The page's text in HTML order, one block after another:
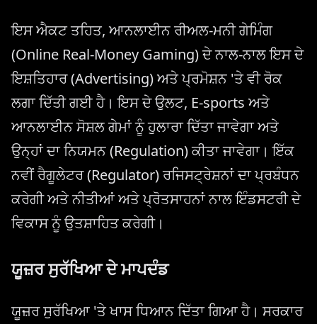
ਇਸ ਐਕਟ ਤਹਿਤ, ਆਨਲਾਈਨ ਰੀਅਲ-ਮਨੀ ਗੇਮਿੰਗ
(Online Real-Money Gaming) ਦੇ ਨਾਲ-ਨਾਲ ਇਸ ਦੇ
ਇਸ਼ਤਿਹਾਰ (Advertising) ਅਤੇ ਪ੍ਰਮੋਸ਼ਨ 'ਤੇ ਵੀ ਰੋਕ
ਲਗਾ ਦਿੱਤੀ ਗਈ ਹੈ। ਇਸ ਦੇ ਉਲਟ, E-sports ਅਤੇ
ਆਨਲਾਈਨ ਸੋਸ਼ਲ ਗੇਮਾਂ ਨੂੰ ਹੁਲਾਰਾ ਦਿੱਤਾ ਜਾਵੇਗਾ ਅਤੇ
ਉਨ੍ਹਾਂ ਦਾ ਨਿਯਮਨ (Regulation) ਕੀਤਾ ਜਾਵੇਗਾ। ਇੱਕ
ਨਵੀਂ ਰੈਗੂਲੇਟਰ (Regulator) ਰਜਿਸਟ੍ਰੇਸ਼ਨਾਂ ਦਾ ਪ੍ਰਬੰਧਨ
ਕਰੇਗੀ ਅਤੇ ਨੀਤੀਆਂ ਅਤੇ ਪ੍ਰੋਤਸਾਹਨਾਂ ਨਾਲ ਇੰਡਸਟਰੀ ਦੇ
ਵਿਕਾਸ ਨੂੰ ਉਤਸ਼ਾਹਿਤ ਕਰੇਗੀ।
ਯੂਜ਼ਰ ਸੁਰੱਖਿਆ ਦੇ ਮਾਪਦੰਡ
ਯੂਜ਼ਰ ਸੁਰੱਖਿਆ 'ਤੇ ਖਾਸ ਧਿਆਨ ਦਿੱਤਾ ਗਿਆ ਹੈ। ਸਰਕਾਰ